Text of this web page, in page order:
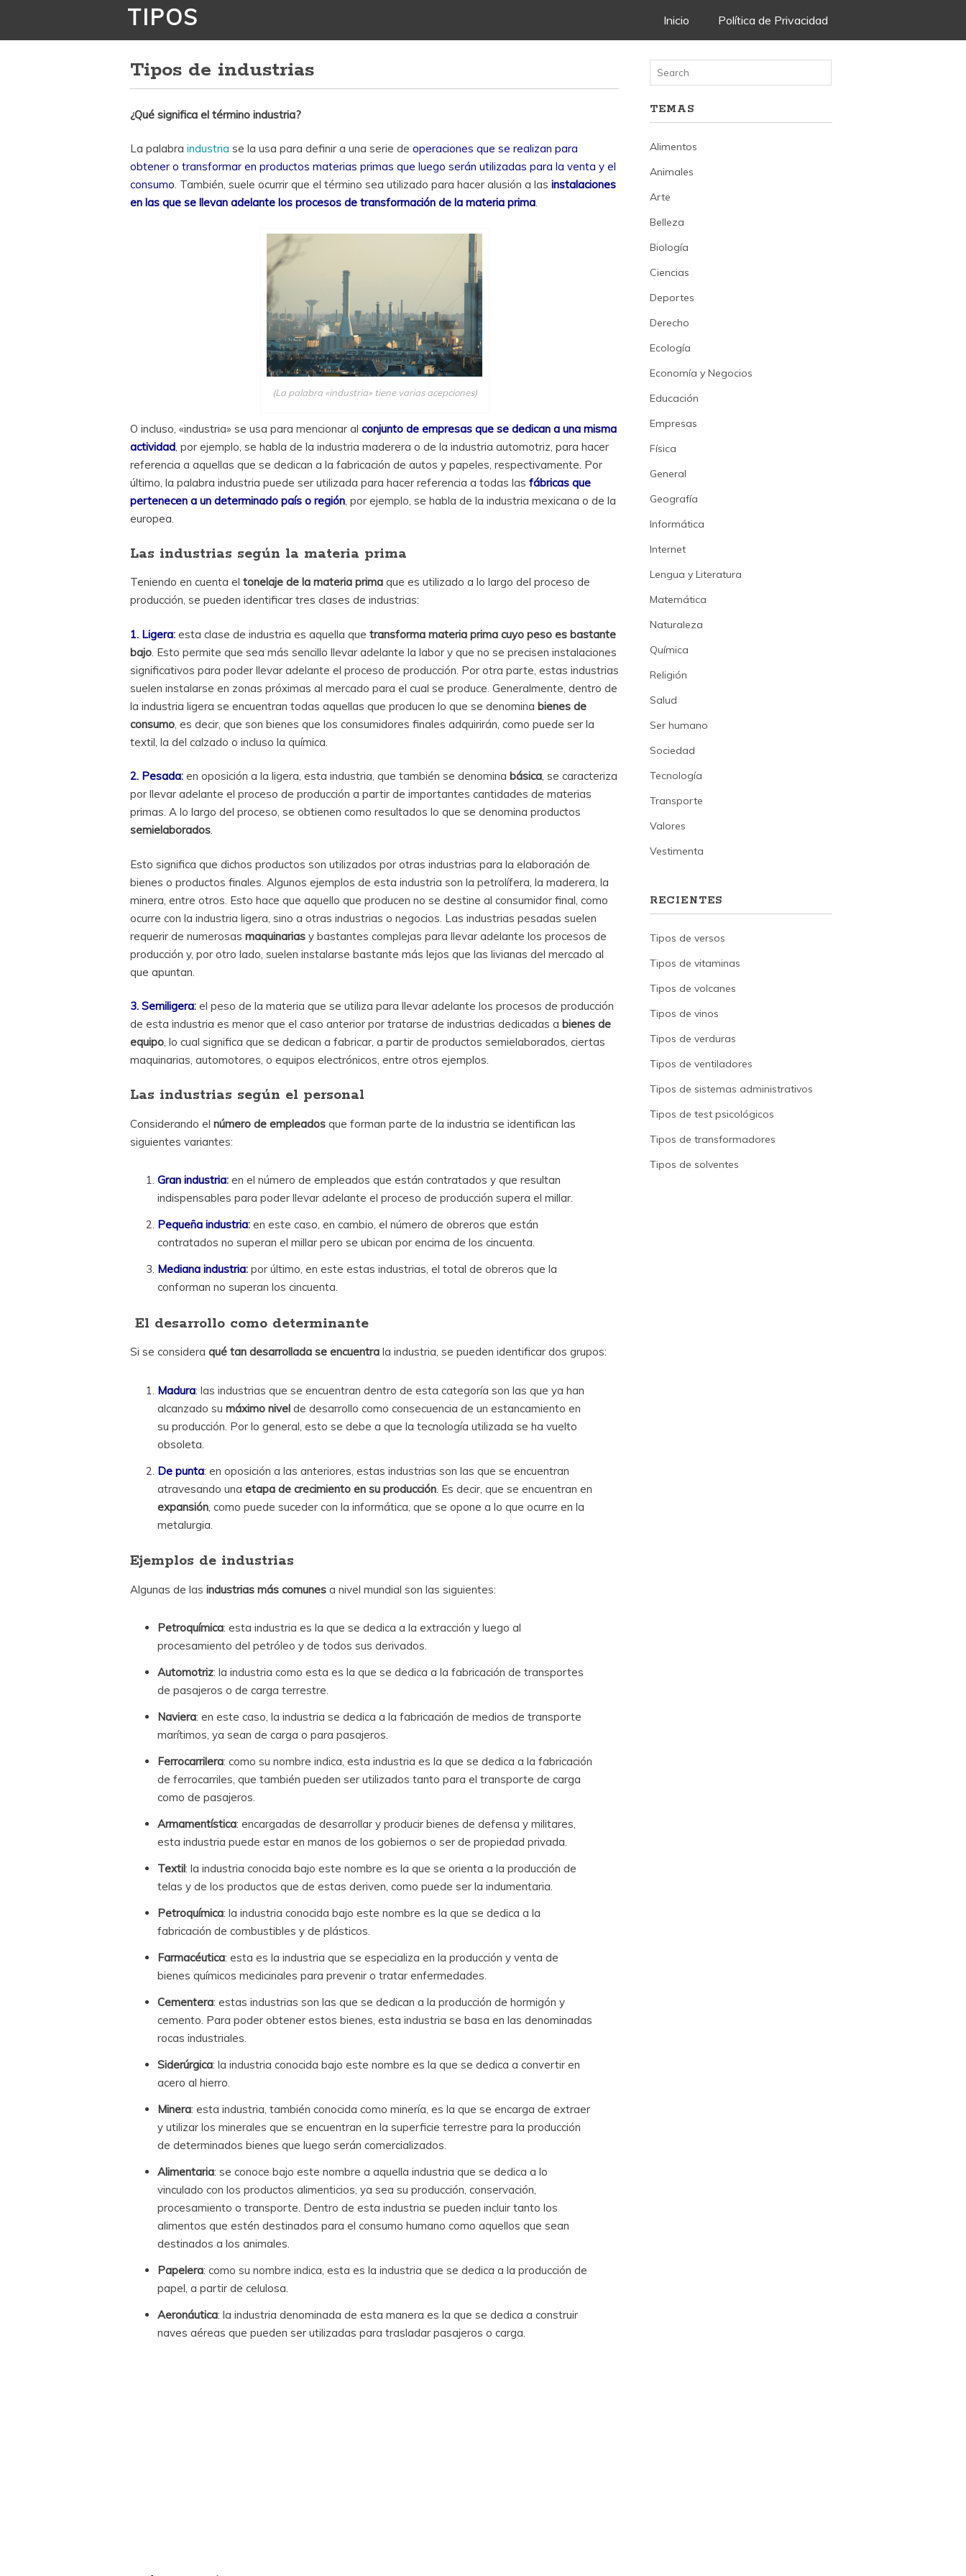
TIPOS
Skip
content
Inicio Política de Privacidad
Tipos de industrias
¿Qué significa el término industria?
La palabraindustriase la usa para definir a una serie deoperaciones que se realizan para
obtener o transformar en productos materias primas que luego serán utilizadas para la venta y el
consumo. También, suele ocurrir que el término sea utilizado para hacer alusión a las instalaciones
en las que se llevan adelante los procesos de transformación de la materia prima.
(La palabra «industria» tiene varias acepciones)
O incluso, «industria» se usa para mencionar alconjunto de empresas que se dedican a una misma
actividad, por ejemplo, se habla de la industria maderera o de la industria automotriz, para hacer
referencia a aquellas que se dedican a la fabricación de autos y papeles, respectivamente. Por
último, la palabra industria puede ser utilizada para hacer referencia a todas las fábricas que
pertenecen a un determinado país o región, por ejemplo, se habla de la industria mexicana o de la
europea.
Las industrias según la materia prima
Teniendo en cuenta eltonelaje de la materia prima que es utilizado a lo largo del proceso de
producción, se pueden identificar tres clases de industrias:
1. Ligera:esta clase de industria es aquella que transforma materia prima cuyo peso es bastante
bajo. Esto permite que sea más sencillo llevar adelante la labor y que no se precisen instalaciones
significativos para poder llevar adelante el proceso de producción. Por otra parte, estas industrias
suelen instalarse en zonas próximas al mercado para el cual se produce. Generalmente, dentro de
la industria ligera se encuentran todas aquellas que producen lo que se denominabienes de
consumo, es decir, que son bienes que los consumidores finales adquirirán, como puede ser la
textil, la del calzado o incluso la química.
2. Pesada:en oposición a la ligera, esta industria, que también se denomina básica, se caracteriza
por llevar adelante el proceso de producción a partir de importantes cantidades de materias
primas. A lo largo del proceso, se obtienen como resultados lo que se denomina productos
semielaborados.
Esto significa que dichos productos son utilizados por otras industrias para la elaboración de
bienes o productos finales. Algunos ejemplos de esta industria son la petrolífera, la maderera, la
minera, entre otros. Esto hace que aquello que producen no se destine al consumidor final, como
ocurre con la industria ligera, sino a otras industrias o negocios. Las industrias pesadas suelen
requerir de numerosasmaquinarias y bastantes complejas para llevar adelante los procesos de
producción y, por otro lado, suelen instalarse bastante más lejos que las livianas del mercado al
que apuntan.
3. Semiligera: el peso de la materia que se utiliza para llevar adelante los procesos de producción
de esta industria es menor que el caso anterior por tratarse de industrias dedicadas a bienes de
equipo, lo cual significa que se dedican a fabricar, a partir de productos semielaborados, ciertas
maquinarias, automotores, o equipos electrónicos, entre otros ejemplos.
Las industrias según el personal
Considerando elnúmero de empleados que forman parte de la industria se identifican las
siguientes variantes:
Gran industria: en el número de empleados que están contratados y que resultan
indispensables para poder llevar adelante el proceso de producción supera el millar.
Pequeña industria:en este caso, en cambio, el número de obreros que están
contratados no superan el millar pero se ubican por encima de los cincuenta.
Mediana industria:por último, en este estas industrias, el total de obreros que la
conforman no superan los cincuenta.
El desarrollo como determinante
Si se consideraqué tan desarrollada se encuentra la industria, se pueden identificar dos grupos:
Madura: las industrias que se encuentran dentro de esta categoría son las que ya han
alcanzado su máximo nivelde desarrollo como consecuencia de un estancamiento en
su producción. Por lo general, esto se debe a que la tecnología utilizada se ha vuelto
obsoleta.
De punta: en oposición a las anteriores, estas industrias son las que se encuentran
atravesando una etapa de crecimiento en su producción. Es decir, que se encuentran en
expansión, como puede suceder con la informática, que se opone a lo que ocurre en la
metalurgia.
Ejemplos de industrias
Algunas de lasindustrias más comunes a nivel mundial son las siguientes:
Petroquímica: esta industria es la que se dedica a la extracción y luego al
procesamiento del petróleo y de todos sus derivados.
Automotriz: la industria como esta es la que se dedica a la fabricación de transportes
de pasajeros o de carga terrestre.
Naviera: en este caso, la industria se dedica a la fabricación de medios de transporte
marítimos, ya sean de carga o para pasajeros.
Ferrocarrilera: como su nombre indica, esta industria es la que se dedica a la fabricación
de ferrocarriles, que también pueden ser utilizados tanto para el transporte de carga
como de pasajeros.
Armamentística: encargadas de desarrollar y producir bienes de defensa y militares,
esta industria puede estar en manos de los gobiernos o ser de propiedad privada.
Textil: la industria conocida bajo este nombre es la que se orienta a la producción de
telas y de los productos que de estas deriven, como puede ser la indumentaria.
Petroquímica: la industria conocida bajo este nombre es la que se dedica a la
fabricación de combustibles y de plásticos.
Farmacéutica: esta es la industria que se especializa en la producción y venta de
bienes químicos medicinales para prevenir o tratar enfermedades.
Cementera: estas industrias son las que se dedican a la producción de hormigón y
cemento. Para poder obtener estos bienes, esta industria se basa en las denominadas
rocas industriales.
Siderúrgica: la industria conocida bajo este nombre es la que se dedica a convertir en
acero al hierro.
Minera: esta industria, también conocida como minería, es la que se encarga de extraer
y utilizar los minerales que se encuentran en la superficie terrestre para la producción
de determinados bienes que luego serán comercializados.
Alimentaria: se conoce bajo este nombre a aquella industria que se dedica a lo
vinculado con los productos alimenticios, ya sea su producción, conservación,
procesamiento o transporte. Dentro de esta industria se pueden incluir tanto los
alimentos que estén destinados para el consumo humano como aquellos que sean
destinados a los animales.
Papelera: como su nombre indica, esta es la industria que se dedica a la producción de
papel, a partir de celulosa.
Aeronáutica: la industria denominada de esta manera es la que se dedica a construir
naves aéreas que pueden ser utilizadas para trasladar pasajeros o carga.
TEMAS
Alimentos
Animales
Arte
Belleza
Biología
Ciencias
Deportes
Derecho
Ecología
Economía y Negocios
Educación
Empresas
Física
General
Geografía
Informática
Internet
Lengua y Literatura
Matemática
Naturaleza
Química
Religión
Salud
Ser humano
Sociedad
Tecnología
Transporte
Valores
Vestimenta
RECIENTES
Tipos de versos
Tipos de vitaminas
Tipos de volcanes
Tipos de vinos
Tipos de verduras
Tipos de ventiladores
Tipos de sistemas administrativos
Tipos de test psicológicos
Tipos de transformadores
Tipos de solventes